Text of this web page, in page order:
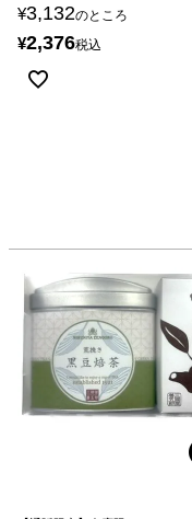
¥3,132のところ
¥2,376税込